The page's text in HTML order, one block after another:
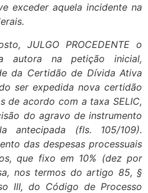
exceder aquela incidente na
JULGO PROCEDENTE o
autora na petição inicial,
da Certidão de Dívida Ativa
ser expedida nova certidão
de acordo com a taxa SELIC,
do agravo de instrumento
antecipada (fls. 105/109).
das despesas processuais
que fixo em 10% (dez por
nos termos do artigo 85, §
III, do Código de Processo